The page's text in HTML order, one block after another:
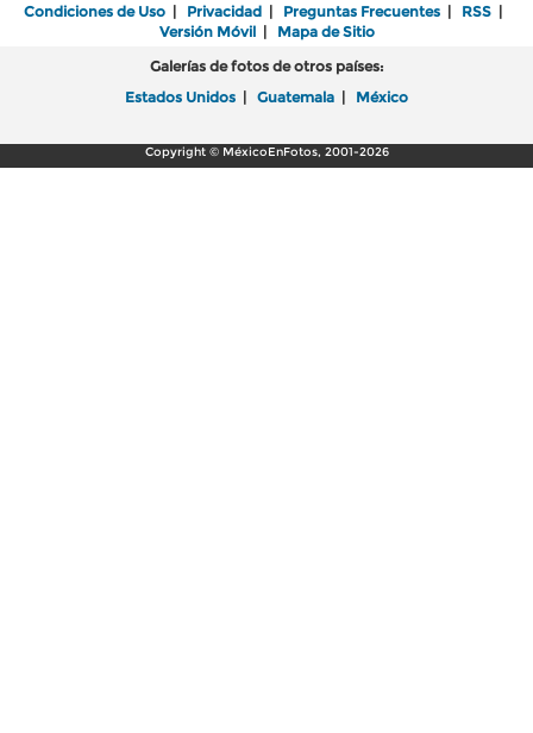
Condiciones de Uso | Privacidad | Preguntas Frecuentes | RSS |
Versión Móvil| Mapa de Sitio
Galerías de fotos de otros países:
Estados Unidos | Guatemala | México
Copyright © MéxicoEnFotos, 2001-2026